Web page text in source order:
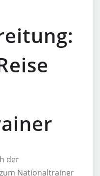
der
Nationaltrainer